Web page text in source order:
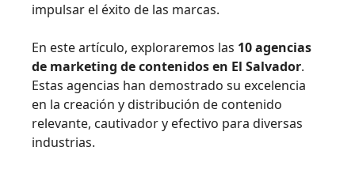
impulsar el éxito de las marcas.
En este artículo, exploraremos las 10 agencias
de marketing de contenidos en El Salvador.
Estas agencias han demostrado su excelencia
en la creación y distribución de contenido
relevante, cautivador y efectivo para diversas
industrias.